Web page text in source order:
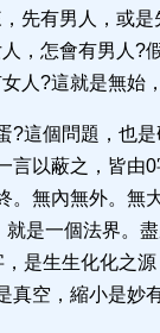
先有男人，或
，怎會有男人?
人?這就是無始
?這個問題，也
言以蔽之，皆由
。無內無外。無
是一個法界。
是生生化化之
真空，縮小是妙有